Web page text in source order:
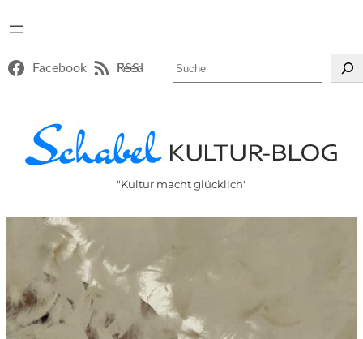
Facebook RSS-Feed
"Kultur macht glücklich"